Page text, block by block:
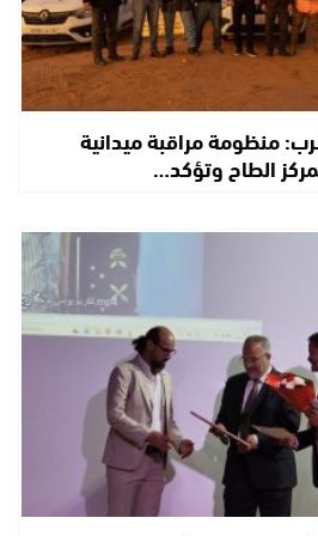
منظومة مراقبة ميدانية
الطاح وتؤكد…